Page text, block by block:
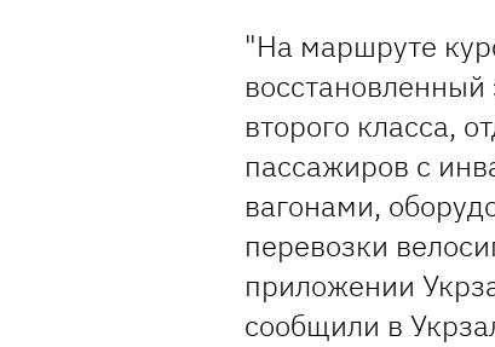
"На маршруте
второго класса,
пассажиров с
вагонами,
перевозки
приложении
сообщили в